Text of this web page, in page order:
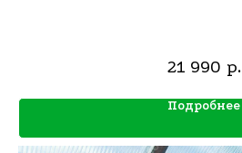
21 990 р.
Подробнее